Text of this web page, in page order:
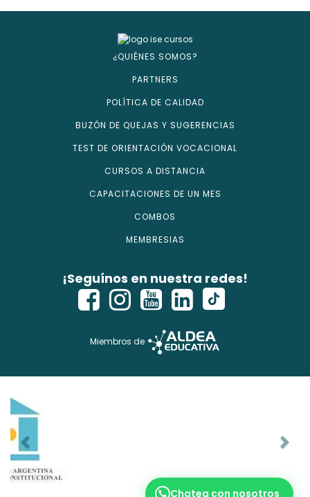
¿QUIÉNES SOMOS?
PARTNERS
POLÍTICA DE CALIDAD
BUZÓN DE QUEJAS Y SUGERENCIAS
TEST DE ORIENTACIÓN VOCACIONAL
CURSOS A DISTANCIA
CAPACITACIONES DE UN MES
COMBOS
MEMBRESIAS
¡Seguínos en nuestra redes!
Miembros de
Chatea con nosotros